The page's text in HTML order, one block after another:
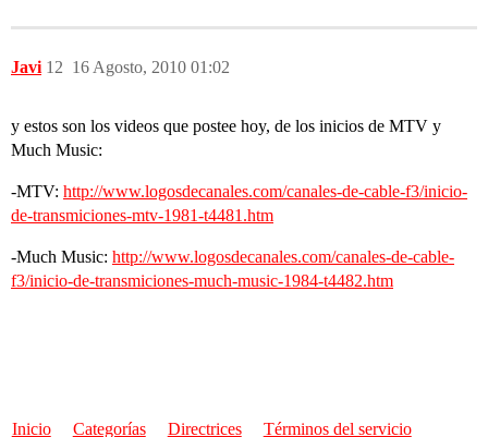
Javi 16 Agosto, 2010 01:02
12
y estos son los videos que postee hoy, de los inicios de MTV y
Much Music:
-MTV: http://www.logosdecanales.com/canales-de-cable-f3/inicio-
de-transmiciones-mtv-1981-t4481.htm
-Much Music: http://www.logosdecanales.com/canales-de-cable-
f3/inicio-de-transmiciones-much-music-1984-t4482.htm
Inicio Categorías Directrices Términos del servicio